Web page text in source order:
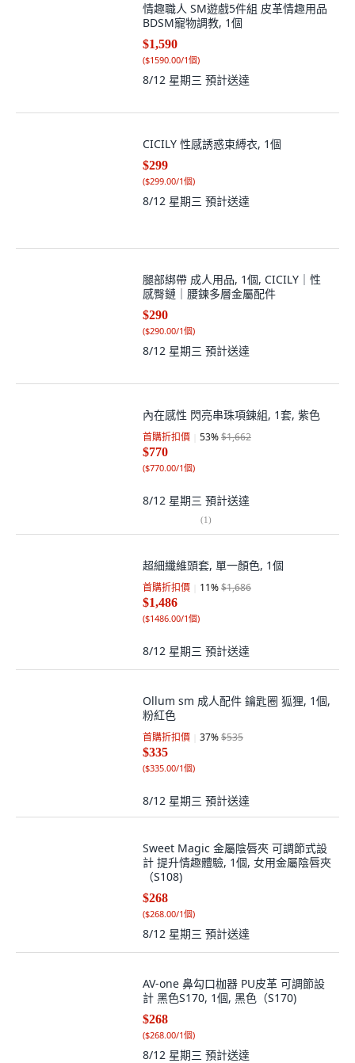
情趣職人 SM遊戲5件組 皮革情趣用品
BDSM寵物調教, 1個
$1,590
($1590.00/1個)
8/12 星期三 預計送達
CICILY 性感誘惑束縛衣, 1個
$299
($299.00/1個)
8/12 星期三 預計送達
腿部綁帶 成人用品, 1個, CICILY｜性
感臀鏈｜腰鍊多層金屬配件
$290
($290.00/1個)
8/12 星期三 預計送達
內在感性 閃亮串珠項鍊組, 1套, 紫色
首購折扣價 53%$1,662
$770
($770.00/1個)
8/12 星期三 預計送達
(1)
超細纖維頭套, 單一顏色, 1個
首購折扣價 11%$1,686
$1,486
($1486.00/1個)
8/12 星期三 預計送達
Ollum sm 成人配件 鑰匙圈 狐狸, 1個,
粉紅色
首購折扣價 37%$535
$335
($335.00/1個)
8/12 星期三 預計送達
Sweet Magic 金屬陰唇夾 可調節式設
計 提升情趣體驗, 1個, 女用金屬陰唇夾
（S108)
$268
($268.00/1個)
8/12 星期三 預計送達
AV-one 鼻勾口枷器 PU皮革 可調節設
計 黑色S170, 1個, 黑色（S170)
$268
($268.00/1個)
8/12 星期三 預計送達